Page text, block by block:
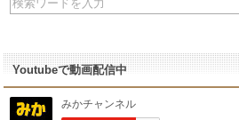
Youtubeで動画配信中